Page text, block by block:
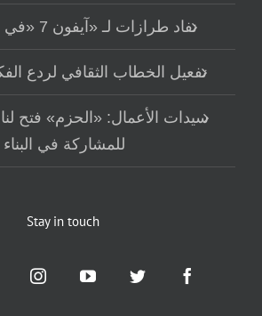
نفاد طرازات لـ «آيفون 7 «في اليوم الأول
تفعيل الخطاب الثقافي لردع
سيدات الأعمال: «الحزم» فتح لنا
للمشاركة في البناء
Stay in touch